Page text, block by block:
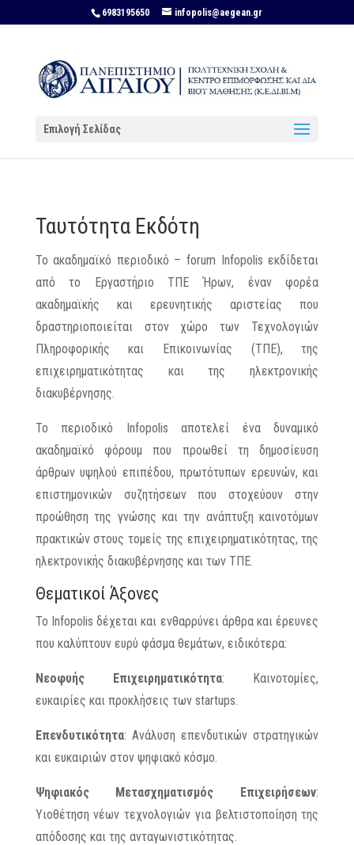
6983195650 infopolis@aegean.gr
Επιλογή Σελίδας
Ταυτότητα Εκδότη
Το ακαδημαϊκό περιοδικό – forum Infopolis εκδίδεται
από το Εργαστήριο ΤΠΕ Ήρων, έναν φορέα
ακαδημαϊκής και ερευνητικής αριστείας που
δραστηριοποιείται στον χώρο των Τεχνολογιών
Πληροφορικής και Επικοινωνίας (ΤΠΕ), της
επιχειρηματικότητας και της ηλεκτρονικής
διακυβέρνησης.
Το περιοδικό Infopolis αποτελεί ένα δυναμικό
ακαδημαϊκό φόρουμ που προωθεί τη δημοσίευση
άρθρων υψηλού επιπέδου, πρωτότυπων ερευνών, και
επιστημονικών συζητήσεων που στοχεύουν στην
προώθηση της γνώσης και την ανάπτυξη καινοτόμων
πρακτικών στους τομείς της επιχειρηματικότητας, της
ηλεκτρονικής διακυβέρνησης και των ΤΠΕ.
Θεματικοί Άξονες
Το Infopolis δέχεται και ενθαρρύνει άρθρα και έρευνες
που καλύπτουν ευρύ φάσμα θεμάτων, ειδικότερα:
Νεοφυής Επιχειρηματικότητα: Καινοτομίες,
ευκαιρίες και προκλήσεις των startups.
Επενδυτικότητα: Ανάλυση επενδυτικών στρατηγικών
και ευκαιριών στον ψηφιακό κόσμο.
Ψηφιακός Μετασχηματισμός Επιχειρήσεων:
Υιοθέτηση νέων τεχνολογιών για βελτιστοποίηση της
απόδοσης και της ανταγωνιστικότητας.